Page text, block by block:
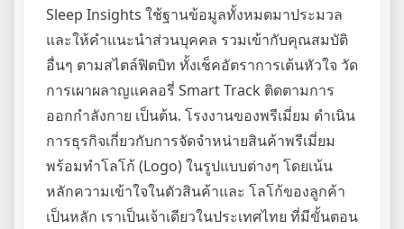
Sleep Insights ใช้ฐานข้อมูลทั้งหมดมาประมวล
และให้คำแนะนำส่วนบุคคล รวมเข้ากับคุณสมบัติ
อื่นๆ ตามสไตล์ฟิตบิท ทั้งเช็คอัตราการเต้นหัวใจ วัด
การเผาผลาญแคลอรี่ Smart Track ติดตามการ
ออกกำลังกาย เป็นต้น. โรงงานของพรีเมี่ยม ดำเนิน
การธุรกิจเกี่ยวกับการจัดจำหน่ายสินค้าพรีเมี่ยม
พร้อมทำโลโก้ (Logo) ในรูปแบบต่างๆ โดยเน้น
หลักความเข้าใจในตัวสินค้าและ โลโก้ของลูกค้า
เป็นหลัก เราเป็นเจ้าเดียวในประเทศไทย ที่มีขั้นตอน